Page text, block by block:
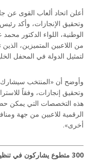
أعلن اتحاد ألعاب القوى عن
وتحقيق الإنجازات، وأكد
الوطنية، اللواء الدكتور
من اللاعبين المتميزين،
لتمثيل الدولة في المحفل
وأوضح أن «المنتخب سيشارك
وتحقيق إنجازات، وفقاً
هذه التخصصات التي يمكن حصد
الرقمية للاعبين من جهة
أخرى».
300 متطوع يشاركون في تنظيم الدورة